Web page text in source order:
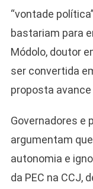
“vontade
bastariam para
Módolo, doutor
ser convertida
proposta
Governadores e
argumentam
autonomia e
da PEC na CCJ,